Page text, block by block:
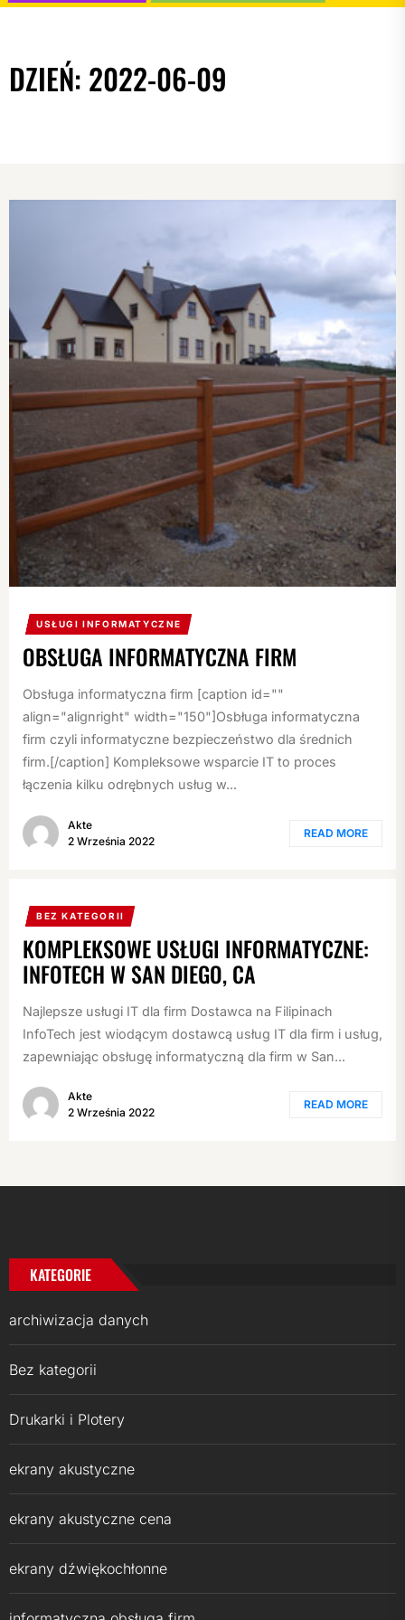
DZIEŃ: 2022-06-09
USŁUGI INFORMATYCZNE
OBSŁUGA INFORMATYCZNA FIRM
Obsługa informatyczna firm [caption id=""
align="alignright" width="150"]Osbługa informatyczna
firm czyli informatyczne bezpieczeństwo dla średnich
firm.[/caption] Kompleksowe wsparcie IT to proces
łączenia kilku odrębnych usług w...
Akte
2 Września 2022
READ MORE
BEZ KATEGORII
KOMPLEKSOWE USŁUGI INFORMATYCZNE:
INFOTECH W SAN DIEGO, CA
Najlepsze usługi IT dla firm Dostawca na Filipinach
InfoTech jest wiodącym dostawcą usług IT dla firm i usług,
zapewniając obsługę informatyczną dla firm w San...
Akte
2 Września 2022
READ MORE
KATEGORIE
archiwizacja danych
Bez kategorii
Drukarki i Plotery
ekrany akustyczne
ekrany akustyczne cena
ekrany dźwiękochłonne